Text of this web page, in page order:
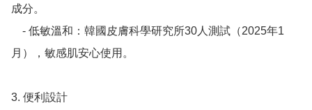
成分。
月），敏感肌安心使用。
3. 便利設計